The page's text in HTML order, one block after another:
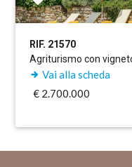
RIF. 21570
Agriturismo con
Vai alla scheda
€ 2.700.000